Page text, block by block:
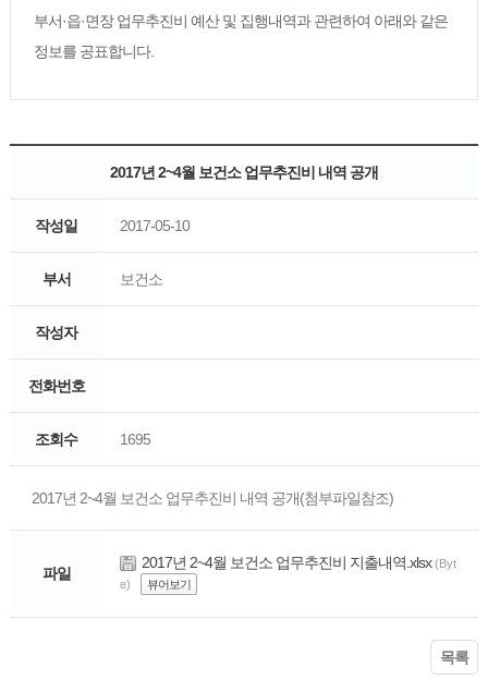
부서·읍·면장 업무추진비 예산 및 집행내역과 관련하여 아래와 같은
정보를 공표합니다.
2017년 2~4월 보건소 업무추진비 내역 공개
작성일 2017-05-10
부서 보건소
작성자
전화번호
조회수 1695
2017년 2~4월 보건소 업무추진비 내역 공개(첨부파일참조)
파일
2017년 2~4월 보건소 업무추진비 지출내역.xlsx (Byt
e)
뷰어보기
목록